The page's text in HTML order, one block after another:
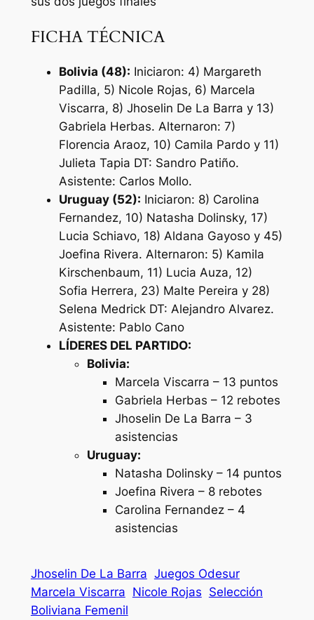
FICHA TÉCNICA
Bolivia (48): Iniciaron: 4) Margareth
Padilla, 5) Nicole Rojas, 6) Marcela
Viscarra, 8) Jhoselin De La Barra y 13)
Gabriela Herbas. Alternaron: 7)
Florencia Araoz, 10) Camila Pardo y 11)
Julieta Tapia DT: Sandro Patiño.
Asistente: Carlos Mollo.
Uruguay (52): Iniciaron: 8) Carolina
Fernandez, 10) Natasha Dolinsky, 17)
Lucia Schiavo, 18) Aldana Gayoso y 45)
Joefina Rivera. Alternaron: 5) Kamila
Kirschenbaum, 11) Lucia Auza, 12)
Sofia Herrera, 23) Malte Pereira y 28)
Selena Medrick DT: Alejandro Alvarez.
Asistente: Pablo Cano
LÍDERES DEL PARTIDO:
Bolivia:
Marcela Viscarra – 13 puntos
Gabriela Herbas – 12 rebotes
Jhoselin De La Barra – 3
asistencias
Uruguay:
Natasha Dolinsky – 14 puntos
Joefina Rivera – 8 rebotes
Carolina Fernandez – 4
asistencias
Jhoselin De La Barra Juegos Odesur
Marcela Viscarra Nicole Rojas Selección
Boliviana Femenil